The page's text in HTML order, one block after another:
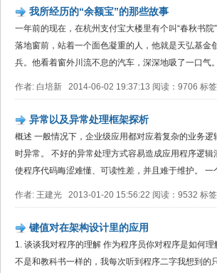
我所经历的“余额宝”的那些故事
一年前的现在，在杭州支付宝大楼里有个叫“春秋书
落地窗前，站着一个面色凝重的人，他就是天弘基
兵。他看着窗外川流不息的汽车，深深地吸了一口气
作者: 白培新 2014-06-02 19:37:13 阅读：9706 标签
异常以及异常处理框架探析
概述 一般情况下，企业级应用都对应着复杂的业务
时异常。 不好的异常处理方式容易造成应用程序逻
使程序代码晦涩难懂、可读性差，并且难于维护。
作者: 王建光 2013-01-20 15:56:22 阅读：9532 标签
键值对在架构设计里的应用
1. 谈谈我对程序的理解 作为程序员你对程序是如何
不是和教科书一样的，我每次听到程序二字我想到